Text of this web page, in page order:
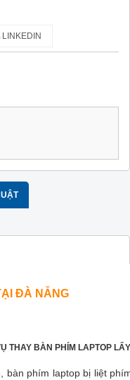
LINKEDIN
ĐÀ NẴNG
THAY BÀN PHÍM LAPTOP
bàn phím laptop bị liệt